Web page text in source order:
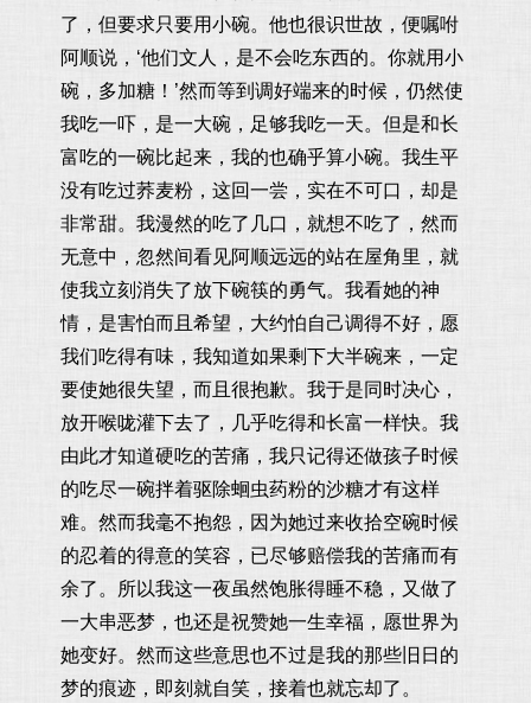
了，但要求只要用小碗。他也很识世故，便嘱咐
阿顺说，‘他们文人，是不会吃东西的。你就用小
碗，多加糖！’然而等到调好端来的时候，仍然使
我吃一吓，是一大碗，足够我吃一天。但是和长
富吃的一碗比起来，我的也确乎算小碗。我生平
没有吃过荞麦粉，这回一尝，实在不可口，却是
非常甜。我漫然的吃了几口，就想不吃了，然而
无意中，忽然间看见阿顺远远的站在屋角里，就
使我立刻消失了放下碗筷的勇气。我看她的神
情，是害怕而且希望，大约怕自己调得不好，愿
我们吃得有味，我知道如果剩下大半碗来，一定
要使她很失望，而且很抱歉。我于是同时决心，
放开喉咙灌下去了，几乎吃得和长富一样快。我
由此才知道硬吃的苦痛，我只记得还做孩子时候
的吃尽一碗拌着驱除蛔虫药粉的沙糖才有这样
难。然而我毫不抱怨，因为她过来收拾空碗时候
的忍着的得意的笑容，已尽够赔偿我的苦痛而有
余了。所以我这一夜虽然饱胀得睡不稳，又做了
一大串恶梦，也还是祝赞她一生幸福，愿世界为
她变好。然而这些意思也不过是我的那些旧日的
梦的痕迹，即刻就自笑，接着也就忘却了。